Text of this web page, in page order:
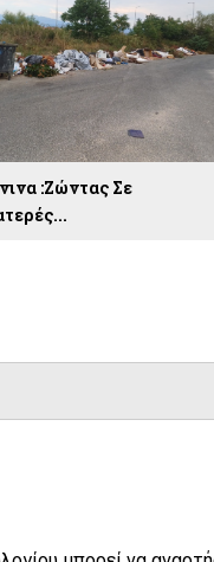
:Ζώντας Σε